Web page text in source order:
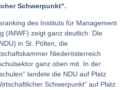
Schwerpunkt“.
des Instituts für Management
(IMWF) zeigt ganz deutlich: Die
in St. Pölten, die
Niederösterreich
ganz oben mit. In der
landete die NDU auf Platz
Schwerpunkt“ auf Platz